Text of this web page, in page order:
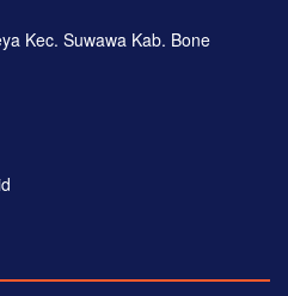
Kec. Suwawa Kab. Bone